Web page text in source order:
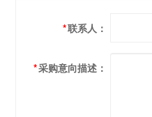
*联系人：
*采购意向描述：